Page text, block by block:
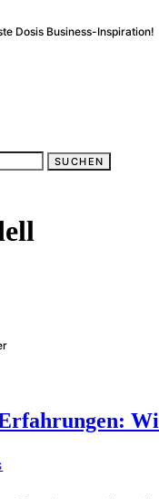
Dosis Business-Inspiration!
SUCHEN